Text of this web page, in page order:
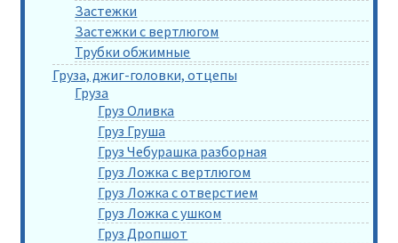
Застежки
Застежки с вертлюгом
Трубки обжимные
Груза, джиг-головки, отцепы
Груза
Груз Оливка
Груз Груша
Груз Чебурашка разборная
Груз Ложка с вертлюгом
Груз Ложка с отверстием
Груз Ложка с ушком
Груз Дропшот